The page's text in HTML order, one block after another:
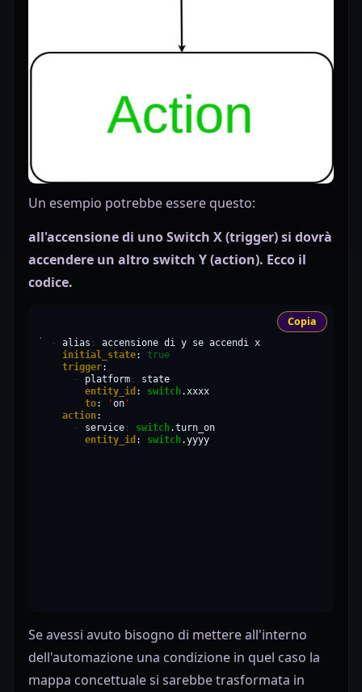
Un esempio potrebbe essere questo:
all'accensione di uno Switch X (trigger) si dovrà
accendere un altro switch Y (action). Ecco il
codice.
Copia
- alias : accensione di y se accendi
initial_state:
true
trigger
-
platform :
entity_id : switch
to: 'on '
action
-
service : switch
entity_id : switch.yyyy
Se avessi avuto bisogno di mettere all'interno
dell'automazione una condizione in quel caso la
mappa concettuale si sarebbe trasformata in